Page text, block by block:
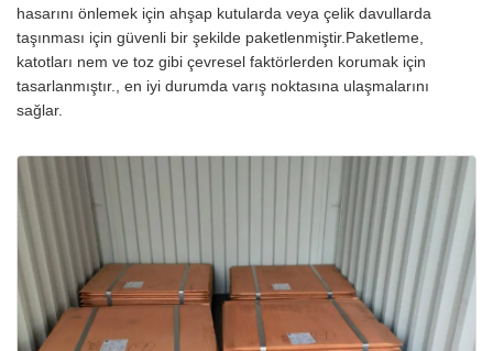
hasarını önlemek için ahşap kutularda veya çelik davullarda
taşınması için güvenli bir şekilde paketlenmiştir.Paketleme,
katotları nem ve toz gibi çevresel faktörlerden korumak için
tasarlanmıştır., en iyi durumda varış noktasına ulaşmalarını
sağlar.